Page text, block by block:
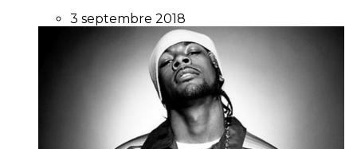
3 septembre 2018